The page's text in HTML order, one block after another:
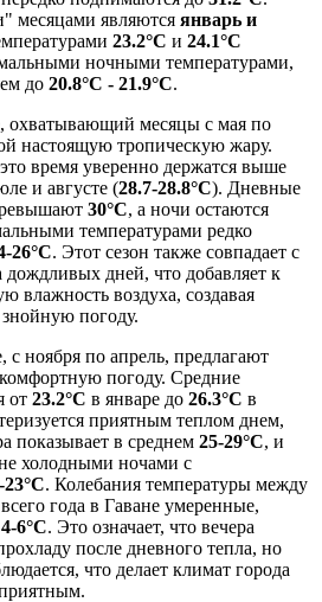
месяцами являются январь и
23.2°C и 24.1°C
ночными температурами,
до 20.8°C - 21.9°C.
охватывающий месяцы с мая по
настоящую тропическую жару.
время уверенно держатся выше
и августе (28.7-28.8°C). Дневные
30°C, а ночи остаются
температурами редко
26°C. Этот сезон также совпадает с
дождливых дней, что добавляет к
воздуха, создавая
погоду.
ноября по апрель, предлагают
погоду. Средние
от 23.2°C в январе до 26.3°C в
приятным теплом днем,
показывает в среднем 25-29°C, и
холодными ночами с
23°C. Колебания температуры между
года в Гаване умеренные,
4-6°C. Это означает, что вечера
после дневного тепла, но
что делает климат города